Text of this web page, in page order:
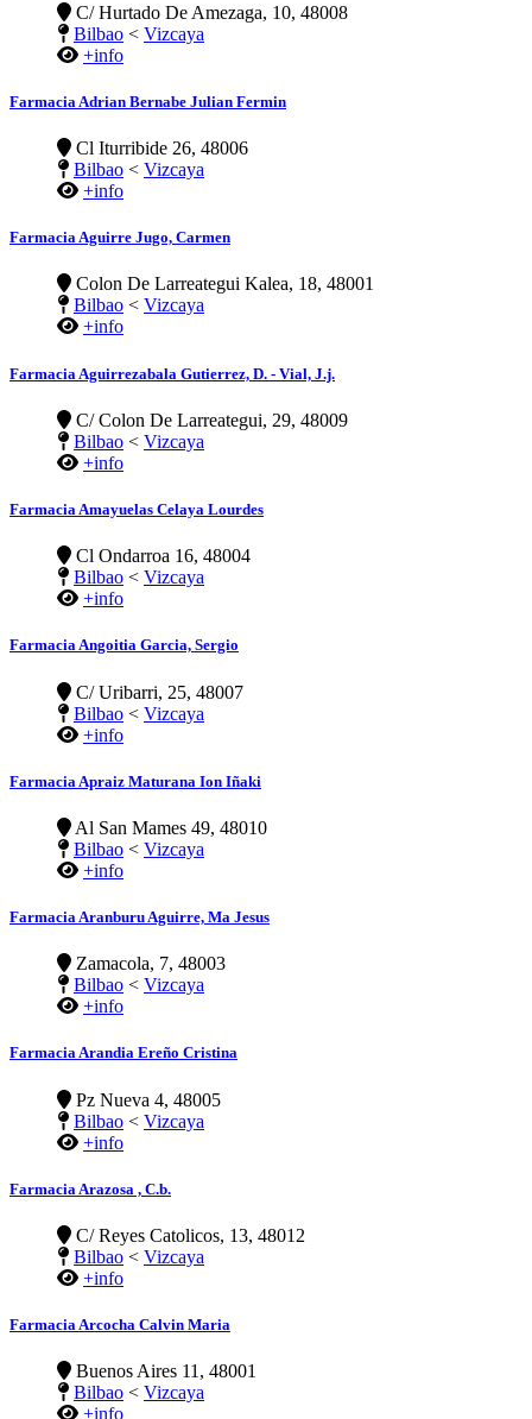
C/ Hurtado De Amezaga, 10, 48008
Bilbao < Vizcaya
+info
Farmacia Adrian Bernabe Julian Fermin
Cl Iturribide 26, 48006
Bilbao < Vizcaya
+info
Farmacia Aguirre Jugo, Carmen
Colon De Larreategui Kalea, 18, 48001
Bilbao < Vizcaya
+info
Farmacia Aguirrezabala Gutierrez, D. - Vial, J.j.
C/ Colon De Larreategui, 29, 48009
Bilbao < Vizcaya
+info
Farmacia Amayuelas Celaya Lourdes
Cl Ondarroa 16, 48004
Bilbao < Vizcaya
+info
Farmacia Angoitia Garcia, Sergio
C/ Uribarri, 25, 48007
Bilbao < Vizcaya
+info
Farmacia Apraiz Maturana Ion Iñaki
Al San Mames 49, 48010
Bilbao < Vizcaya
+info
Farmacia Aranburu Aguirre, Ma Jesus
Zamacola, 7, 48003
Bilbao < Vizcaya
+info
Farmacia Arandia Ereño Cristina
Pz Nueva 4, 48005
Bilbao < Vizcaya
+info
Farmacia Arazosa , C.b.
C/ Reyes Catolicos, 13, 48012
Bilbao < Vizcaya
+info
Farmacia Arcocha Calvin Maria
Buenos Aires 11, 48001
Bilbao < Vizcaya
+info